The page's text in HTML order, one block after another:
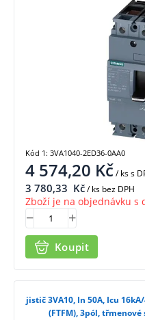
4 574,20 Kč/ kss
3 780,33 Kč/ ks bez DPH
Zboží je na objednávku s
Koupit
Kód 1: 3VA1040-2ED36-0AA0
jistič 3VA10, In 50A, Icu
(FTFM), 3pól, třmenové